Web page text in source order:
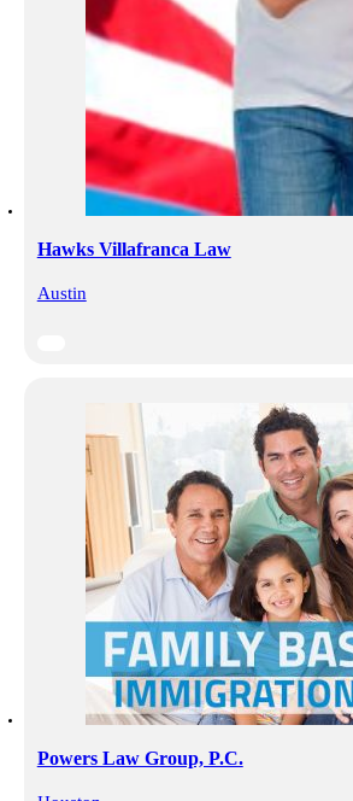
Hawks Villafranca Law
Austin
Powers Law Group, P.C.